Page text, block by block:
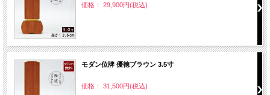
価格： 29,900円(税込)
モダン位牌 優徳ブラウン 3.5寸
価格： 31,500円(税込)